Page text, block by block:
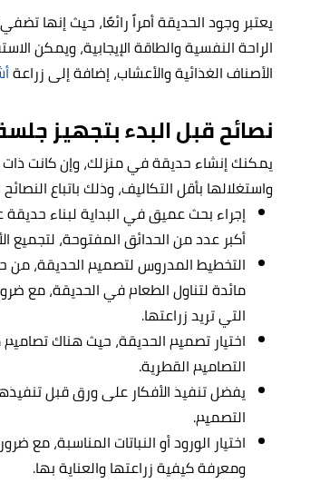
يعتبر وجود الحديقة أمراً رائعًا، حيث إنها
الراحة النفسية والطاقة الإيجابية، ويمكن
الأصناف الغذائية والأعشاب، إضافة إلى زراعة
نصائح قبل البدء بتجهيز
يمكنك إنشاء حديقة في منزلك، وإن كانت
واستغلالها بأقل التكاليف، وذلك باتباع النصائح
إجراء بحث عميق في البداية لبناء حديقة
أكبر عدد من الحدائق المفتوحة، لتجميع
التخطيط المدروس لتصميم الحديقة،
مائدة لتناول الطعام في الحديقة، مع
التي تريد زراعتها.
اختيار تصميم الحديقة، حيث هناك تصاميم
التصاميم القطرية.
يفضل تنفيذ الأفكار على ورق قبل
التصميم.
اختيار الورود أو النباتات المناسبة،
ومعرفة كيفية زراعتها والعناية بها.